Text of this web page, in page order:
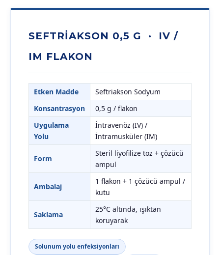
SEFTRIAKSON 0,5 G · IV /
IM FLAKON
Etken Madde
Seftriakson Sodyum
Konsantrasyon
0,5 g / flakon
Uygulama
Yolu
İntravenöz (IV) /
İntramusküler (IM)
Form
Steril liyofilize toz + çözücü
ampul
Ambalaj
1 flakon + 1 çözücü ampul /
kutu
Saklama
25°C altında, ışıktan
koruyarak
Solunum yolu enfeksiyonları